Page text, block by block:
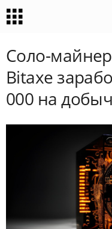
Соло-
Bitaxe
000 на